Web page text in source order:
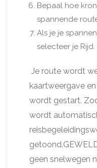
Bepaal hoe
spannende
Als je je
selecteer je Rijd.
Je route wordt
kaartweergave
wordt gestart.
wordt
geen snelwegen